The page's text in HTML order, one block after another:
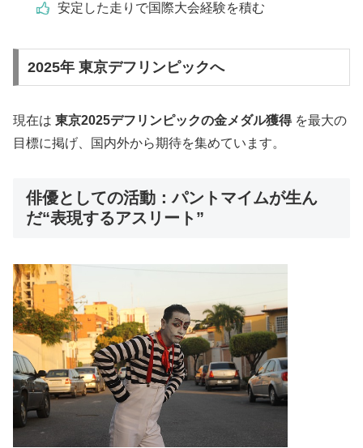
安定した走りで国際大会経験を積む
2025年 東京デフリンピックへ
現在は 東京2025デフリンピックの金メダル獲得を最大の
目標に掲げ、国内外から期待を集めています。
俳優としての活動：パントマイムが生ん
だ“表現するアスリート”